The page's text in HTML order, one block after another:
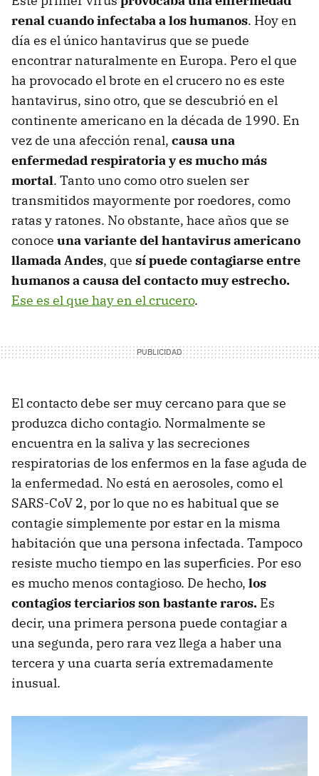
renal cuando infectaba a los humanos. Hoy en
día es el único hantavirus que se puede
encontrar naturalmente en Europa. Pero el que
ha provocado el brote en el crucero no es este
hantavirus, sino otro, que se descubrió en el
continente americano en la década de 1990. En
vez de una afección renal, causa una
enfermedad respiratoria y es mucho más
mortal. Tanto uno como otro suelen ser
transmitidos mayormente por roedores, como
ratas y ratones. No obstante, hace años que se
conoce una variante del hantavirus americano
llamada Andes, que sí puede contagiarse entre
humanos a causa del contacto muy estrecho.
Ese es el que hay en el crucero.
El contacto debe ser muy cercano para que se
produzca dicho contagio. Normalmente se
encuentra en la saliva y las secreciones
respiratorias de los enfermos en la fase aguda de
la enfermedad. No está en aerosoles, como el
SARS-CoV 2, por lo que no es habitual que se
contagie simplemente por estar en la misma
habitación que una persona infectada. Tampoco
resiste mucho tiempo en las superficies. Por eso
es mucho menos contagioso. De hecho, los
contagios terciarios son bastante raros. Es
decir, una primera persona puede contagiar a
una segunda, pero rara vez llega a haber una
tercera y una cuarta sería extremadamente
inusual.